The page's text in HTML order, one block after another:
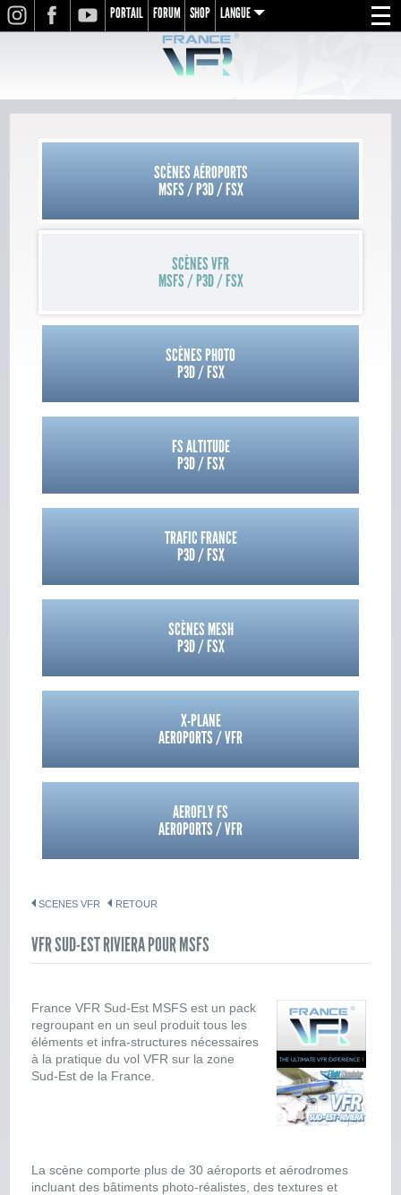
Menu
INSTAGRAMFACEBOOKYOUTUBE
PORTAIL FORUM SHOP LANGUE
de
SCÈNES AÉROPORTS
MSFS / P3D / FSX
SCÈNES VFR
MSFS / P3D / FSX
SCÈNES PHOTO
P3D / FSX
FS ALTITUDE
P3D / FSX
TRAFIC FRANCE
P3D / FSX
SCÈNES MESH
P3D / FSX
X-PLANE
AEROPORTS / VFR
AEROFLY FS
AEROPORTS / VFR
SCENES VFR RETOUR
VFR SUD-EST RIVIERA POUR MSFS
France VFR Sud-Est MSFS est un pack
regroupant en un seul produit tous les
éléments et infra-structures nécessaires
à la pratique du vol VFR sur la zone
Sud-Est de la France.
La scène comporte plus de 30 aéroports et aérodromes
incluant des bâtiments photo-réalistes, des textures et